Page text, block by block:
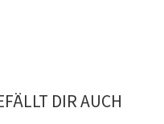
DIR AUCH